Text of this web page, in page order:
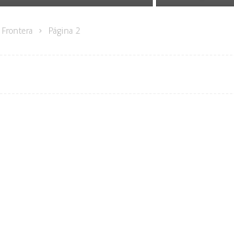
Página 2